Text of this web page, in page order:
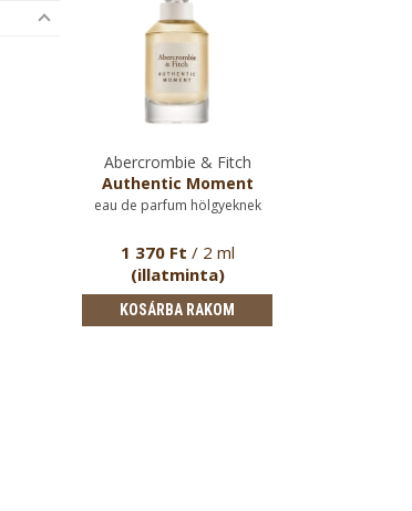
Abercrombie & Fitch
Authentic Moment
eau de parfum hölgyeknek
1 370 Ft / 2 ml
(illatminta)
KOSÁRBA RAKOM